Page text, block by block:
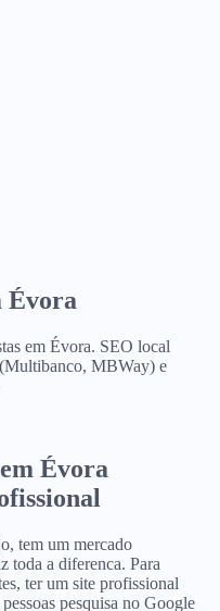
Évora
em Évora. SEO local
MBWay) e
em Évora
tem um mercado
toda a diferenca. Para
ter um site profissional
pesquisa no Google